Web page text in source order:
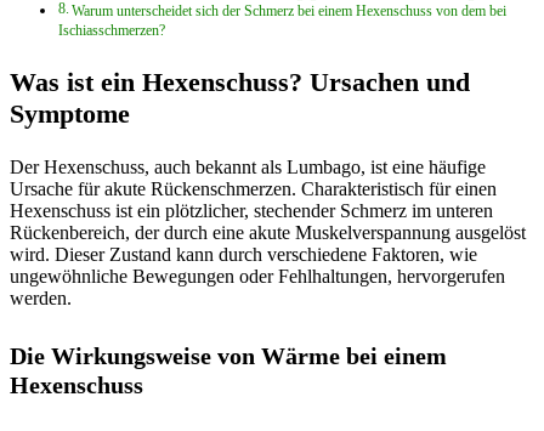
Warum unterscheidet sich der Schmerz bei einem Hexenschuss von dem bei
Ischiasschmerzen?
Was ist ein Hexenschuss? Ursachen und
Symptome
Der Hexenschuss, auch bekannt als Lumbago, ist eine häufige
Ursache für akute Rückenschmerzen. Charakteristisch für einen
Hexenschuss ist ein plötzlicher, stechender Schmerz im unteren
Rückenbereich, der durch eine akute Muskelverspannung ausgelöst
wird. Dieser Zustand kann durch verschiedene Faktoren, wie
ungewöhnliche Bewegungen oder Fehlhaltungen, hervorgerufen
werden.
Die Wirkungsweise von Wärme bei einem
Hexenschuss